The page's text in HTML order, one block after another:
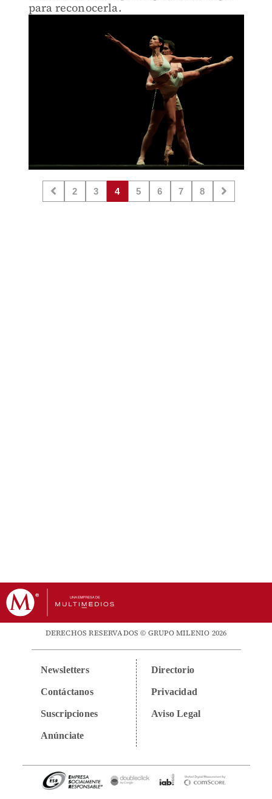
para reconocerla.
2 3 4 5 6 7 8
DERECHOS RESERVADOS © GRUPO MILENIO 2026
Newsletters
Contáctanos
Suscripciones
Anúnciate
Directorio
Privacidad
Aviso Legal